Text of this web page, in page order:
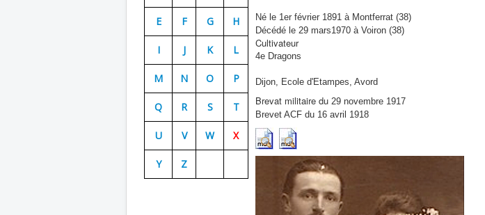
E F G H
I J K L
M N O P
Q R S T
U V W X
Y Z
Né le 1er février 1891 à Montferrat (38)
Décédé le 29 mars1970 à Voiron (38)
Cultivateur
4e Dragons
Dijon, Ecole d'Etampes, Avord
Brevat militaire du 29 novembre 1917
Brevet ACF du 16 avril 1918